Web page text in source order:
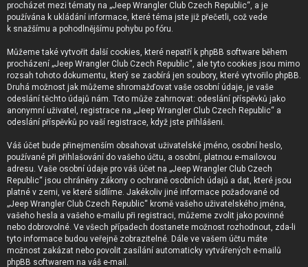
procházet mezi tématy na „Jeep Wrangler Club Czech Republic“, a je
používána k ukládání informace, které téma jste již přečetli, což vede
k snažšímu a pohodlnějšímu pohybu po fóru.
Můžeme také vytvořit další cookies, které nepatří k phpBB software během
procházení „Jeep Wrangler Club Czech Republic“, ale tyto cookies jsou mimo
rozsah tohoto dokumentu, který se zaobírá jen soubory, které vytvořilo phpBB.
Druhá možnost jak můžeme shromažďovat vaše osobní údaje, je vaše
odeslání těchto údajů nám. Toto může zahrnovat: odeslání příspěvků jako
anonymní uživatel, registrace na „Jeep Wrangler Club Czech Republic“ a
odeslání příspěvků po vaší registrace, když jste přihlášeni.
Váš účet bude přinejmenším obsahovat uživatelské jméno, osobní heslo,
používané při přihlašování do vašeho účtu, a osobní, platnou e-mailovou
adresu. Vaše osobní údaje pro váš účet na „Jeep Wrangler Club Czech
Republic“ jsou chráněny zákony o ochraně osobních údajů a dat, které jsou
platné v zemi, ve které sídlíme. Jakékoliv jiné informace požadované od
„Jeep Wrangler Club Czech Republic“ kromě vašeho uživatelského jména,
vašeho hesla a vašeho e-mailu při registraci, můžeme zvolit jako povinné
nebo dobrovolné. Ve všech případech dostanete možnost rozhodnout, zda-li
tyto informace budou veřejně zobrazitelné. Dále ve vašem účtu máte
možnost zakázat nebo povolit zasílání automaticky vytvářených e-mailů
phpBB softwarem na váš e-mail.